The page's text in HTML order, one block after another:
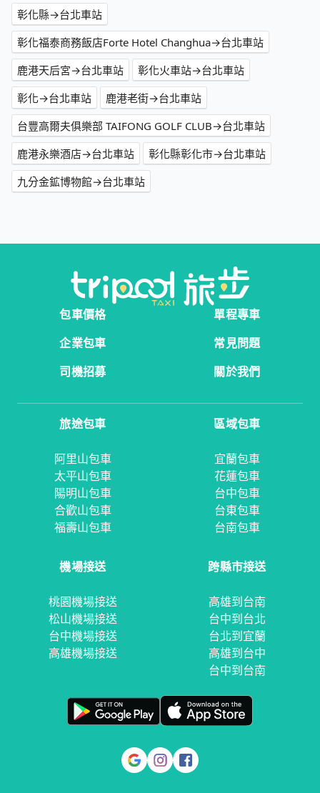
彰化縣→台北車站
彰化福泰商務飯店Forte Hotel Changhua→台北車站
鹿港天后宮→台北車站
彰化火車站→台北車站
彰化→台北車站
鹿港老街→台北車站
台豐高爾夫俱樂部 TAIFONG GOLF CLUB→台北車站
鹿港永樂酒店→台北車站
彰化縣彰化市→台北車站
九分金鉱博物館→台北車站
包車價格
單程專車
企業包車
常見問題
司機招募
關於我們
旅途包車
阿里山包車
太平山包車
陽明山包車
合歡山包車
福壽山包車
區域包車
宜蘭包車
花蓮包車
台中包車
台東包車
台南包車
機場接送
桃園機場接送
松山機場接送
台中機場接送
高雄機場接送
跨縣市接送
高雄到台南
台中到台北
台北到宜蘭
高雄到台中
台中到台南